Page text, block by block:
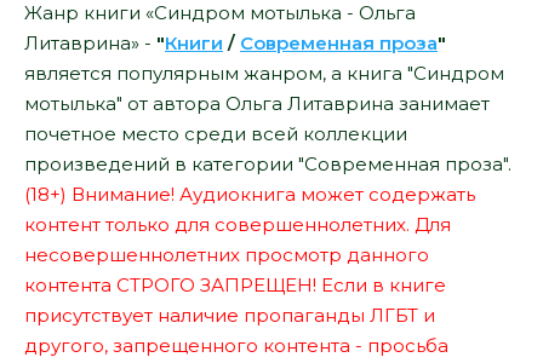
Жанр книги «Синдром мотылька - Ольга
Литаврина» - "Книги / Современная проза"
является популярным жанром, а книга "Синдром
мотылька" от автора Ольга Литаврина занимает
почетное место среди всей коллекции
произведений в категории "Современная проза".
(18+) Внимание! Аудиокнига может содержать
контент только для совершеннолетних. Для
несовершеннолетних просмотр данного
контента СТРОГО ЗАПРЕЩЕН! Если в книге
присутствует наличие пропаганды ЛГБТ и
другого, запрещенного контента - просьба